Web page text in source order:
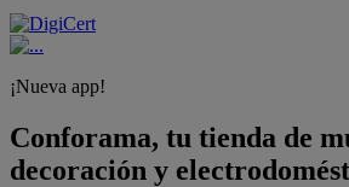
¡Nueva app!
Conforama, tu tienda de
decoración y